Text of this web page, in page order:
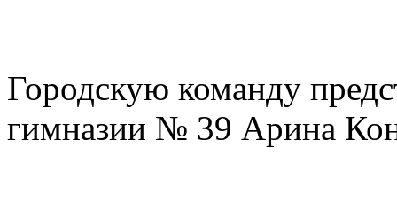
Городскую команду
гимназии № 39 Арина